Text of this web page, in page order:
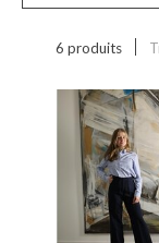
6 produits